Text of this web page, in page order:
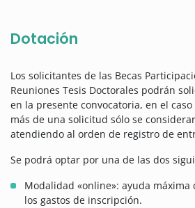
Dotación
Los solicitantes de las Becas
Reuniones Tesis Doctorales podrán
en la presente convocatoria, en el
más de una solicitud sólo se
atendiendo al orden de registro de
Se podrá optar por una de las dos
Modalidad «online»: ayuda
los gastos de inscripción.